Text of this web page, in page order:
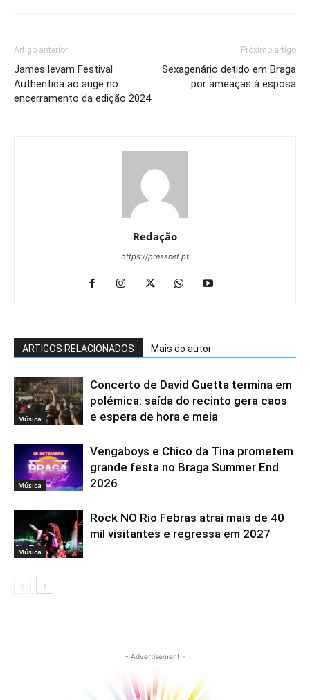
Artigo anterior
James levam Festival
Authentica ao auge no
encerramento da edição 2024
Próximo artigo
Sexagenário detido em Braga
por ameaças à esposa
Redação
https://pressnet.pt
ARTIGOS RELACIONADOS Mais do autor
Música
Concerto de David Guetta termina em
polémica: saída do recinto gera caos
e espera de hora e meia
Música
Vengaboys e Chico da Tina prometem
grande festa no Braga Summer End
2026
Música
Rock NO Rio Febras atrai mais de 40
mil visitantes e regressa em 2027
- Advertisement -